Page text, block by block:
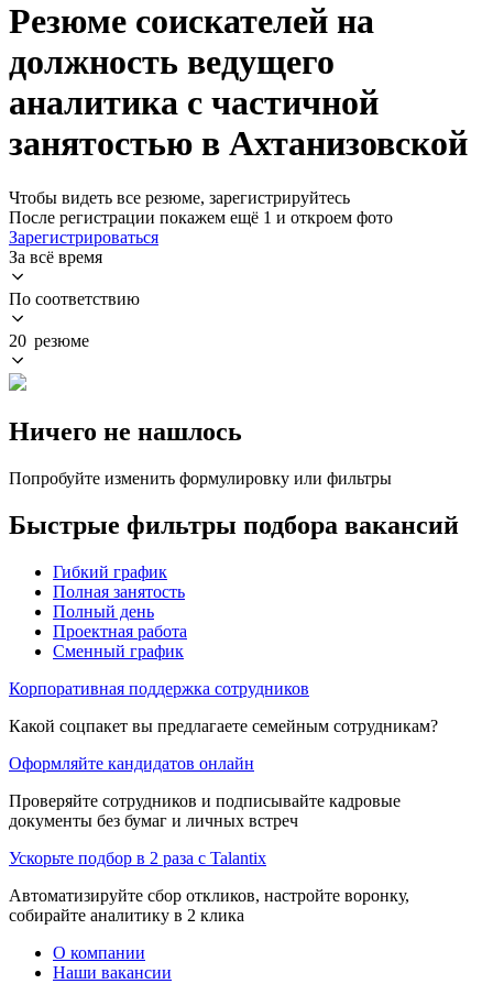
Резюме соискателей на
должность ведущего
аналитика с частичной
занятостью в Ахтанизовской
Чтобы видеть все резюме, зарегистрируйтесь
После регистрации покажем ещё 1 и откроем фото
Зарегистрироваться
За всё время
По соответствию
20 резюме
Ничего не нашлось
Попробуйте изменить формулировку или фильтры
Быстрые фильтры подбора вакансий
Гибкий график
Полная занятость
Полный день
Проектная работа
Сменный график
Корпоративная поддержка сотрудников
Какой соцпакет вы предлагаете семейным сотрудникам?
Оформляйте кандидатов онлайн
Проверяйте сотрудников и подписывайте кадровые
документы без бумаг и личных встреч
Ускорьте подбор в 2 раза с Talantix
Автоматизируйте сбор откликов, настройте воронку,
собирайте аналитику в 2 клика
О компании
Наши вакансии